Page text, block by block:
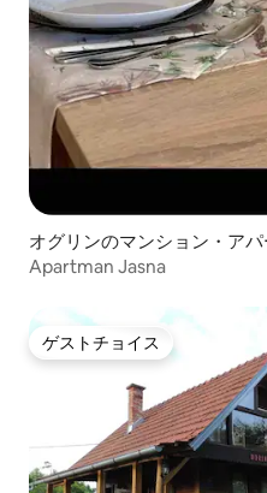
オグリンのマンション・アパ
Apartman Jasna
ゲストチョイス
ゲストチョイス